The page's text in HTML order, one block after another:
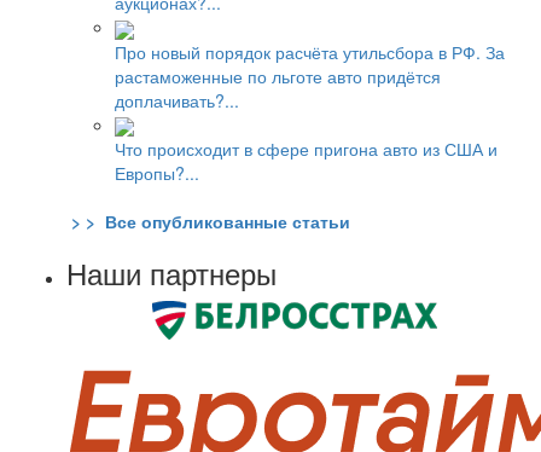
Про новый порядок расчёта утильсбора в РФ. За
растаможенные по льготе авто придётся
доплачивать?...
Что происходит в сфере пригона авто из США и
Европы?...
> > Все опубликованные статьи
Наши партнеры